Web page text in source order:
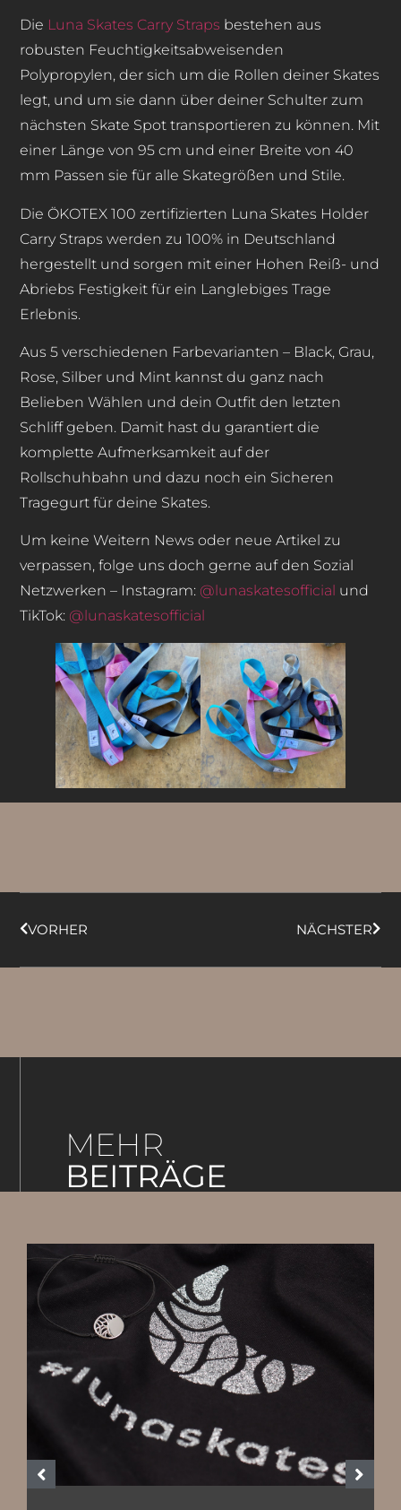
Die Luna Skates Carry Straps bestehen aus
robusten Feuchtigkeitsabweisenden
Polypropylen, der sich um die Rollen deiner Skates
legt, und um sie dann über deiner Schulter zum
nächsten Skate Spot transportieren zu können. Mit
einer Länge von 95 cm und einer Breite von 40
mm Passen sie für alle Skategrößen und Stile.
Die ÖKOTEX 100 zertifizierten Luna Skates Holder
Carry Straps werden zu 100% in Deutschland
hergestellt und sorgen mit einer Hohen Reiß- und
Abriebs Festigkeit für ein Langlebiges Trage
Erlebnis.
Aus 5 verschiedenen Farbevarianten – Black, Grau,
Rose, Silber und Mint kannst du ganz nach
Belieben Wählen und dein Outfit den letzten
Schliff geben. Damit hast du garantiert die
komplette Aufmerksamkeit auf der
Rollschuhbahn und dazu noch ein Sicheren
Tragegurt für deine Skates.
Um keine Weitern News oder neue Artikel zu
verpassen, folge uns doch gerne auf den Sozial
Netzwerken – Instagram: @lunaskatesofficial und
TikTok: @lunaskatesofficial
VORHER NÄCHSTER
MEHR
BEITRÄGE